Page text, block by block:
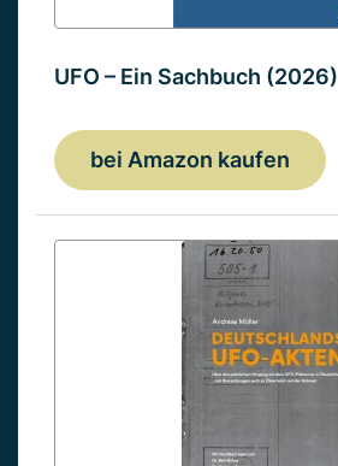
UFO – Ein Sachbuch (2026)
bei Amazon kaufen